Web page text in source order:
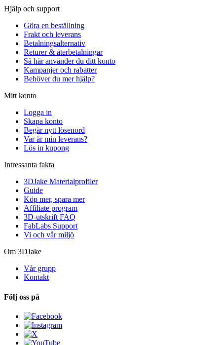
Hjälp och support
Göra en beställning
Frakt och leverans
Betalningsalternativ
Returer & återbetalningar
Så här använder du ditt konto
Kampanjer och rabatter
Behöver du mer hjälp?
Mitt konto
Logga in
Skapa konto
Begär nytt lösenord
Var är min leverans?
Lös in kupong
Intressanta fakta
3DJake Materialprofiler
Guide
Köp mer, spara mer
Affiliate program
3D-utskrift FAQ
FabLabs Support
Vi och vår miljö
Om 3DJake
Vår grupp
Kontakt
Följ oss på